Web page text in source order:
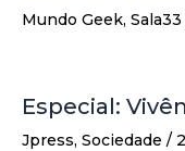
Mundo Geek, Sala33
Especial:
Jpress, Sociedade /